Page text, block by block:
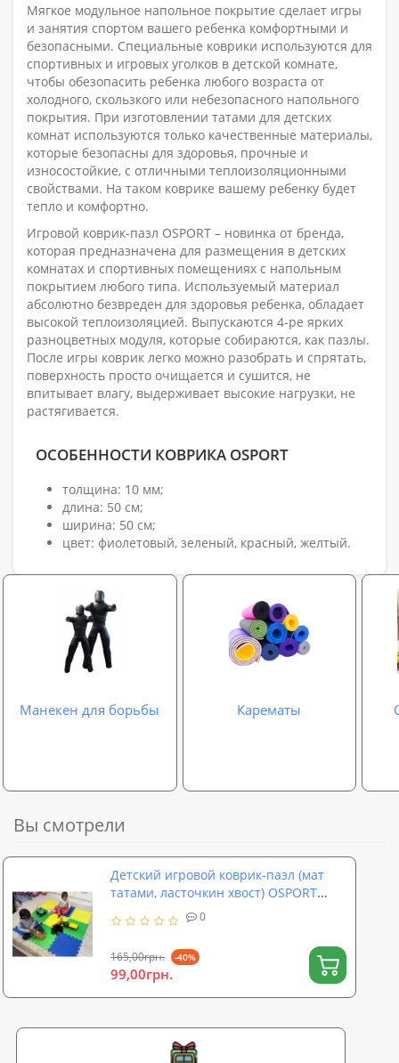
Мягкое модульное напольное покрытие сделает игры
и занятия спортом вашего ребенка комфортными и
безопасными. Специальные коврики используются для
спортивных и игровых уголков в детской комнате,
чтобы обезопасить ребенка любого возраста от
холодного, скользкого или небезопасного напольного
покрытия. При изготовлении татами для детских
комнат используются только качественные материалы,
которые безопасны для здоровья, прочные и
износостойкие, с отличными теплоизоляционными
свойствами. На таком коврике вашему ребенку будет
тепло и комфортно.
Игровой коврик-пазл OSPORT – новинка от бренда,
которая предназначена для размещения в детских
комнатах и спортивных помещениях с напольным
покрытием любого типа. Используемый материал
абсолютно безвреден для здоровья ребенка, обладает
высокой теплоизоляцией. Выпускаются 4-ре ярких
разноцветных модуля, которые собираются, как пазлы.
После игры коврик легко можно разобрать и спрятать,
поверхность просто очищается и сушится, не
впитывает влагу, выдерживает высокие нагрузки, не
растягивается.
ОСОБЕННОСТИ КОВРИКА OSPORT
толщина: 10 мм;
длина: 50 см;
ширина: 50 см;
цвет: фиолетовый, зеленый, красный, желтый.
Манекен для борьбы Карематы
Вы смотрели
Детский игровой коврик-пазл (мат
татами, ласточкин хвост) OSPORT
50cм х 50cм толщина 10мм (FI-0009)
0
165,00грн. -40%
99,00грн.